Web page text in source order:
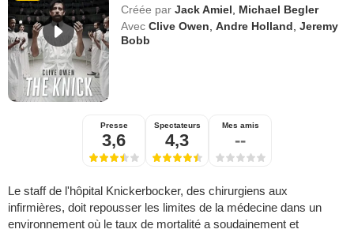
Créée par Jack Amiel
Michael Begler
Avec Clive Owen ,Andre Holland ,Jeremy
Bobb
Presse
3,6
Spectateurs
4,3
Mes amis
--
Le staff de l'hôpital Knickerbocker, des chirurgiens aux
infirmières, doit repousser les limites de la médecine dans un
environnement où le taux de mortalité a soudainement et